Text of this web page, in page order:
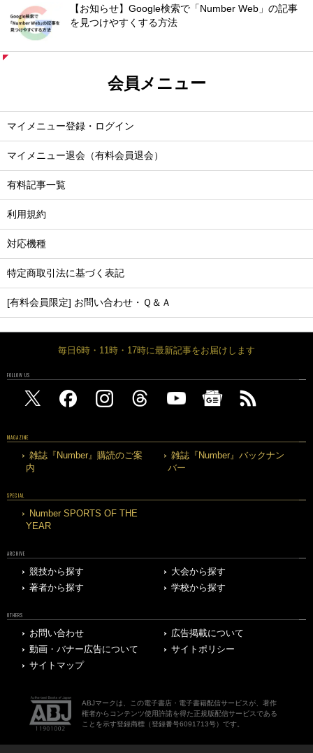
【お知らせ】Google検索で「Number Web」の記事
を見つけやすくする方法
会員メニュー
マイメニュー登録・ログイン
マイメニュー退会（有料会員退会）
有料記事一覧
利用規約
対応機種
特定商取引法に基づく表記
[有料会員限定] お問い合わせ・Ｑ＆Ａ
毎日6時・11時・17時に最新記事をお届けします
FOLLOW US
MAGAZINE
雑誌『Number』購読のご案
内
雑誌『Number』バックナン
バー
SPECIAL
Number SPORTS OF THE
YEAR
ARCHIVE
競技から探す
大会から探す
著者から探す
学校から探す
OTHERS
お問い合わせ
広告掲載について
動画・バナー広告について
サイトポリシー
サイトマップ
ABJマークは、この電子書店・電子書籍配信サービスが、著作
権者からコンテンツ使用許諾を得た正規版配信サービスである
ことを示す登録商標（登録番号6091713号）です。